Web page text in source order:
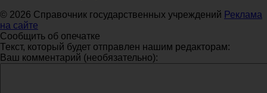
© 2026 Справочник государственных учреждений Реклама
на сайте
Сообщить об опечатке
Текст, который будет отправлен нашим редакторам:
Ваш комментарий (необязательно):